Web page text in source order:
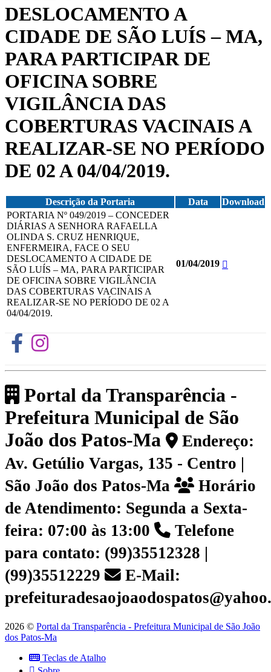
DESLOCAMENTO A
CIDADE DE SÃO LUÍS – MA,
PARA PARTICIPAR DE
OFICINA SOBRE
VIGILÂNCIA DAS
COBERTURAS VACINAIS A
REALIZAR-SE NO PERÍODO
DE 02 A 04/04/2019.
Descrição da Portaria Data
Download
PORTARIA Nº 049/2019 – CONCEDER
DIÁRIAS A SENHORA RAFAELLA
OLINDA S. CRUZ HENRIQUE,
ENFERMEIRA, FACE O SEU
DESLOCAMENTO A CIDADE DE
SÃO LUÍS – MA, PARA PARTICIPAR
DE OFICINA SOBRE VIGILÂNCIA
DAS COBERTURAS VACINAIS A
REALIZAR-SE NO PERÍODO DE 02 A
04/04/2019.
01/04/2019
Portal da Transparência -
Prefeitura Municipal de São
João dos Patos-Ma
Endereço:
Av. Getúlio Vargas, 135 - Centro |
São João dos Patos-Ma
Horário
de Atendimento: Segunda a Sexta-
feira: 07:00 às 13:00
Telefone
para contato: (99)35512328 |
(99)35512229
E-Mail:
2026 © Portal da Transparência - Prefeitura Municipal de São João
dos Patos-Ma
Teclas de Atalho